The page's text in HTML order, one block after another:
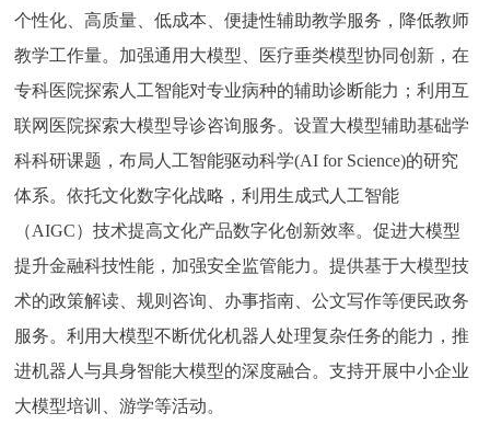
个性化、高质量、低成本、便捷性辅助教学服务，降低教师
教学工作量。加强通用大模型、医疗垂类模型协同创新，在
专科医院探索人工智能对专业病种的辅助诊断能力；利用互
联网医院探索大模型导诊咨询服务。设置大模型辅助基础学
科科研课题，布局人工智能驱动科学(AI for Science)的研究
体系。依托文化数字化战略，利用生成式人工智能
（AIGC）技术提高文化产品数字化创新效率。促进大模型
提升金融科技性能，加强安全监管能力。提供基于大模型技
术的政策解读、规则咨询、办事指南、公文写作等便民政务
服务。利用大模型不断优化机器人处理复杂任务的能力，推
进机器人与具身智能大模型的深度融合。支持开展中小企业
大模型培训、游学等活动。